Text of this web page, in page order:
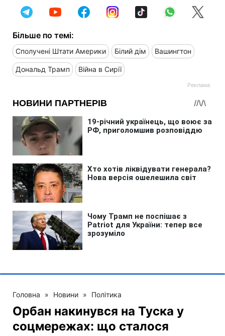
Більше по темі:
Сполучені Штати Америки Білий дім Вашингтон
Дональд Трамп Війна в Сирії
Головна » Новини » Політика
Орбан накинувся на Туска у
соцмережах: що сталося